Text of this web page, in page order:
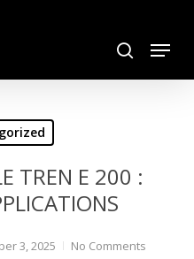
Menu
TREN E 200 :
3, 2025 No Comments
Close
Menu